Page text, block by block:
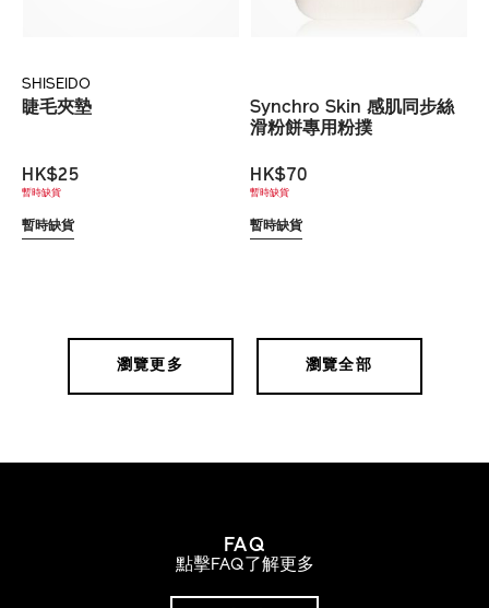
SHISEIDO
睫毛夾墊
HK$25
暫時缺貨
暫時缺貨
Synchro Skin 感肌同步絲
滑粉餅專用粉撲
HK$70
暫時缺貨
暫時缺貨
瀏覽更多 瀏覽全部
FAQ
點擊FAQ了解更多